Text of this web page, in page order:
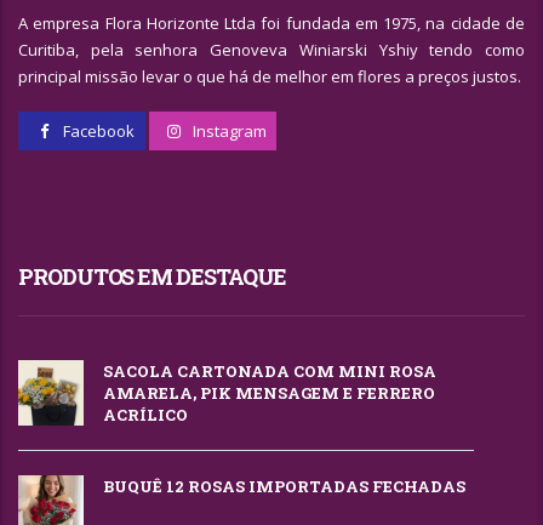
A empresa Flora Horizonte Ltda foi fundada em 1975, na cidade de
Curitiba, pela senhora Genoveva Winiarski Yshiy tendo como
principal missão levar o que há de melhor em flores a preços justos.
Facebook Instagram
PRODUTOS EM DESTAQUE
SACOLA CARTONADA COM MINI ROSA
AMARELA, PIK MENSAGEM E FERRERO
ACRÍLICO
BUQUÊ 12 ROSAS IMPORTADAS FECHADAS